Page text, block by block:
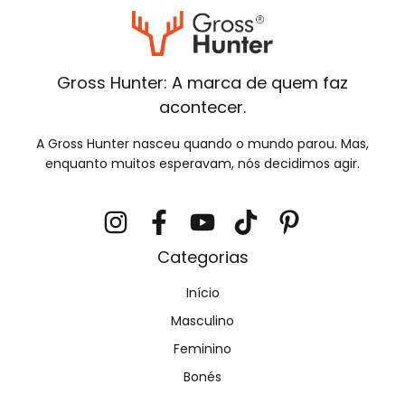
Gross Hunter: A marca de quem faz
acontecer.
A Gross Hunter nasceu quando o mundo parou. Mas,
enquanto muitos esperavam, nós decidimos agir.
Categorias
Início
Masculino
Feminino
Bonés